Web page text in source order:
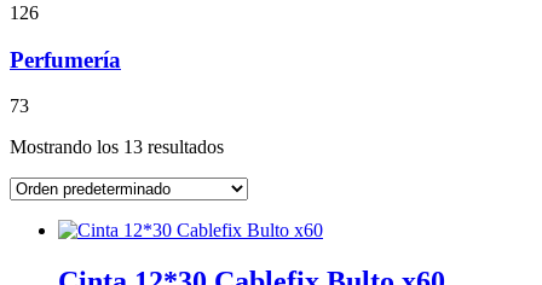
126
Perfumería
73
Mostrando los 13 resultados